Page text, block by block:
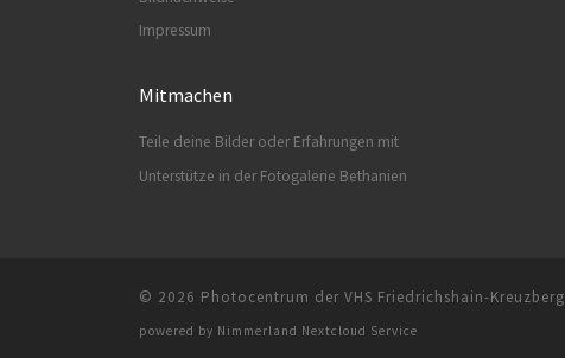
Impressum
Mitmachen
Teile deine Bilder oder Erfahrungen mit
Unterstütze in der Fotogalerie Bethanien
© 2026 Photocentrum der VHS Friedrichshain-Kreuzberg
powered by Nimmerland Nextcloud Service